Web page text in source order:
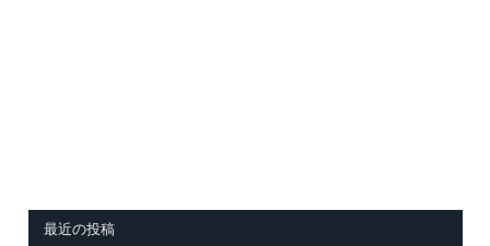
最近の投稿